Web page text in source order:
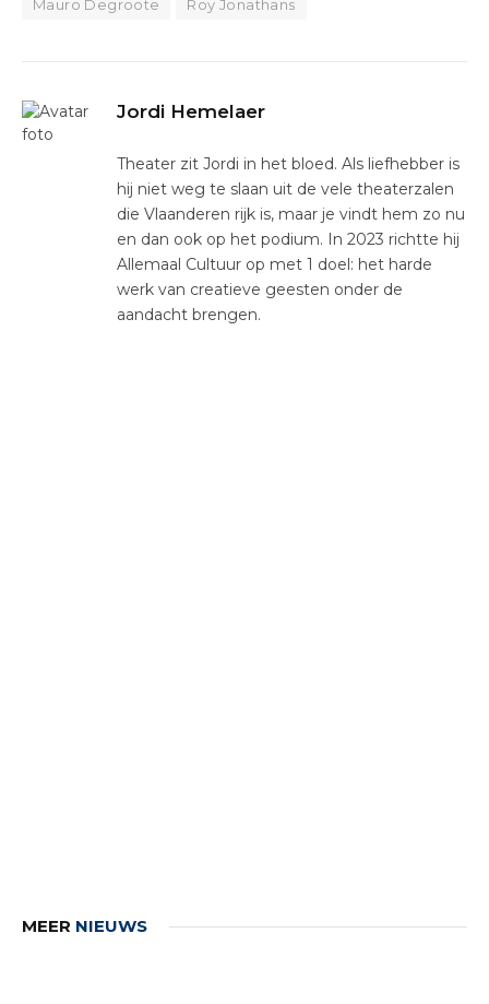
Mauro Degroote
Roy Jonathans
Jordi Hemelaer
Theater zit Jordi in het bloed. Als liefhebber is
hij niet weg te slaan uit de vele theaterzalen
die Vlaanderen rijk is, maar je vindt hem zo nu
en dan ook op het podium. In 2023 richtte hij
Allemaal Cultuur op met 1 doel: het harde
werk van creatieve geesten onder de
aandacht brengen.
MEER NIEUWS